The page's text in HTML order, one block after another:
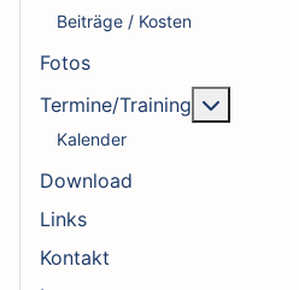
Beiträge / Kosten
Fotos
Termine/Training
Kalender
Download
Links
Kontakt